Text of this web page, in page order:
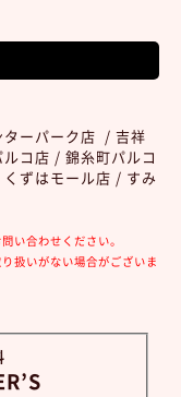
ターパーク店 / 吉祥
コ店 / 錦糸町パルコ
ずはモール店 / すみ
い合わせください。
扱いがない場合がございま